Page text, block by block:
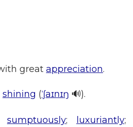
great appreciation.
shining (ˈʃaɪnɪŋ 🔊).
sumptuously; luxuriantly;